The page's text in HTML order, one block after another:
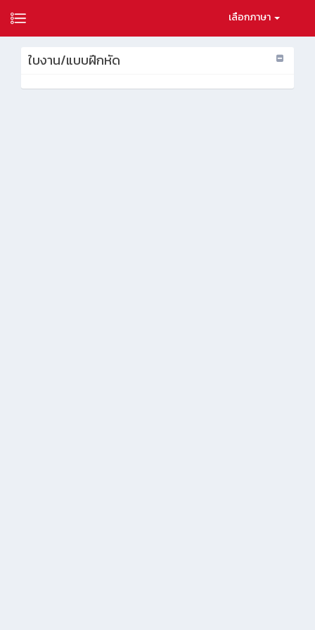
เลือกภาษา
ใบงาน/แบบฝึกหัด